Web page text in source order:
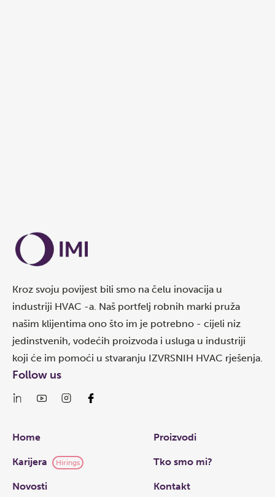
Kroz svoju povijest bili smo na čelu inovacija u
industriji HVAC -a. Naš portfelj robnih marki pruža
našim klijentima ono što im je potrebno - cijeli niz
jedinstvenih, vodećih proizvoda i usluga u industriji
koji će im pomoći u stvaranju IZVRSNIH HVAC rješenja.
Links
Home Proizvodi
Karijera Hirings Tko smo mi?
Novosti Kontakt
Follow us